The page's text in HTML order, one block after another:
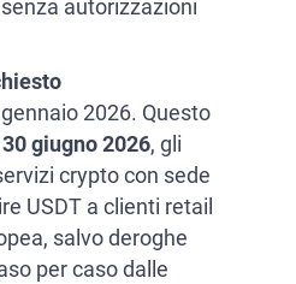
autorizzazioni
2026. Questo
30 giugno 2026, gli
crypto con sede
USDT a clienti retail
salvo deroghe
per caso dalle